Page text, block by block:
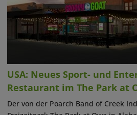
USA: Neues Sport- und
Restaurant im The Park at
Der von der Poarch Band of Creek